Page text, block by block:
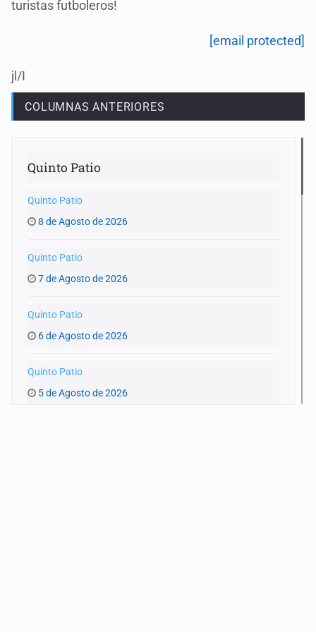
turistas futboleros!
[email protected]
jl/I
COLUMNAS ANTERIORES
Quinto Patio
Quinto Patio
8 de Agosto de 2026
Quinto Patio
7 de Agosto de 2026
Quinto Patio
6 de Agosto de 2026
Quinto Patio
5 de Agosto de 2026